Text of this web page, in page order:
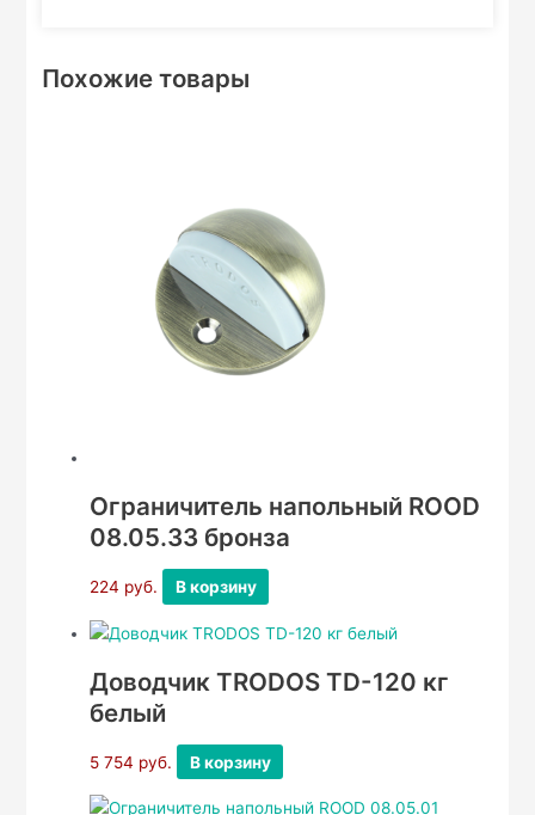
Похожие товары
Ограничитель напольный ROOD
08.05.33 бронза
224 руб. В корзину
Доводчик TRODOS TD-120 кг
белый
5 754 руб. В корзину